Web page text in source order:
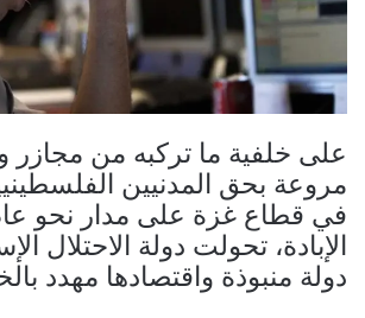
على خلفية ما تركبه من
مروعة بحق المدنيين
في قطاع غزة على مدار نحو
الإبادة، تحولت دولة الاحتلال
دولة منبوذة واقتصادها مهدد